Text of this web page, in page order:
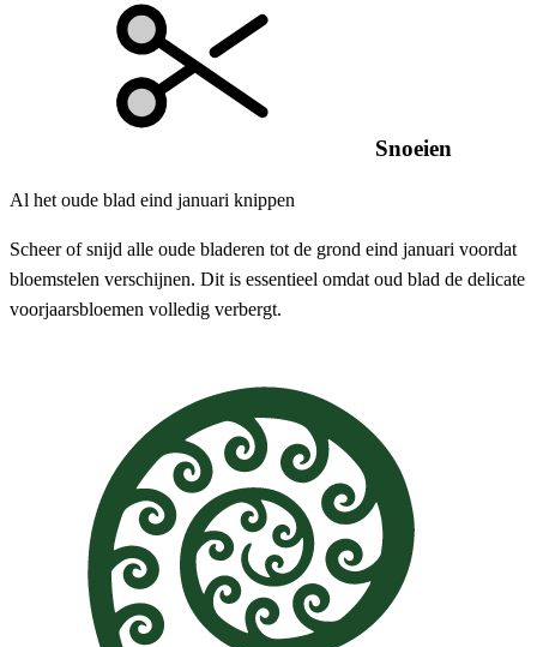
Snoeien
Al het oude blad eind januari knippen
Scheer of snijd alle oude bladeren tot de grond eind januari voordat
bloemstelen verschijnen. Dit is essentieel omdat oud blad de delicate
voorjaarsbloemen volledig verbergt.